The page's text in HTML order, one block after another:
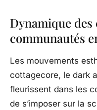
Dynamique
communautés
Les mouvements
cottagecore, le dark
fleurissent dans les
de s’imposer sur la